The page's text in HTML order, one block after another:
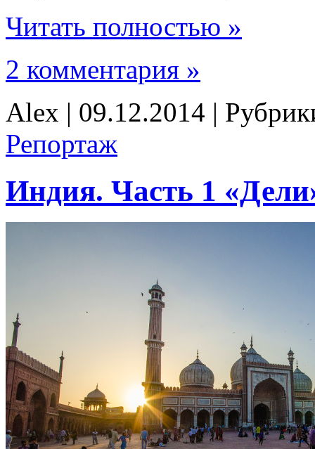
Читать полностью »
2 комментария »
Alex | 09.12.2014 |
Репортаж
Индия. Часть 1